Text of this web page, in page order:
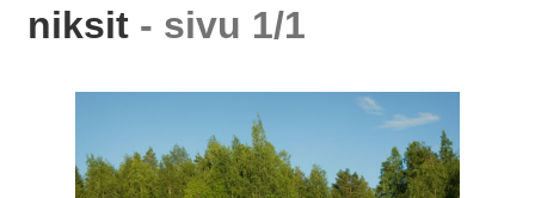
niksit - sivu 1/1